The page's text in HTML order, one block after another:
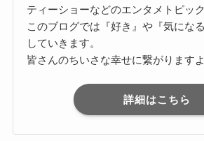
ティーショーなどのエンタメトピッ
このブログでは『好き』や『気にな
していきます。
皆さんのちいさな幸せに繋がりますよ
詳細はこちら